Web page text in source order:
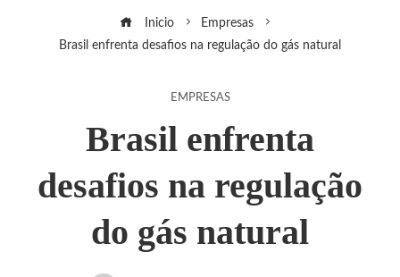
Inicio
Empresas
Brasil enfrenta desafios na regulação do gás natural
EMPRESAS
Brasil enfrenta
desafios na regulação
do gás natural